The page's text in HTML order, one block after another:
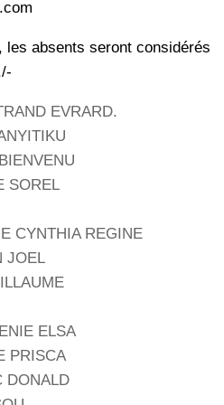
les absents seront considérés
EVRARD.
SOREL
CYNTHIA REGINE
JOEL
ELSA
PRISCA
DONALD